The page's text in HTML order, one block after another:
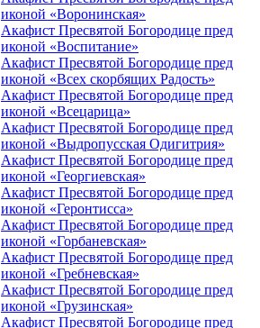
иконой «Воронинская»
Акафист Пресвятой Богородице пред
иконой «Воспитание»
Акафист Пресвятой Богородице пред
иконой «Всех скорбящих Радость»
Акафист Пресвятой Богородице пред
иконой «Всецарица»
Акафист Пресвятой Богородице пред
иконой «Выдропусская Одигитрия»
Акафист Пресвятой Богородице пред
иконой «Георгиевская»
Акафист Пресвятой Богородице пред
иконой «Геронтисса»
Акафист Пресвятой Богородице пред
иконой «Горбаневская»
Акафист Пресвятой Богородице пред
иконой «Гребневская»
Акафист Пресвятой Богородице пред
иконой «Грузинская»
Акафист Пресвятой Богородице пред